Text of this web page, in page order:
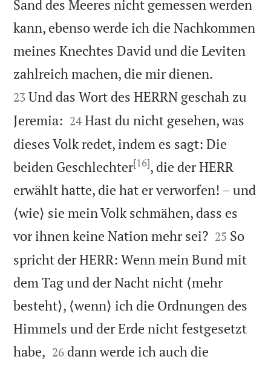
Sand des Meeres nicht gemessen werden
kann, ebenso werde ich die Nachkommen
meines Knechtes David und die Leviten
zahlreich machen, die mir dienen.
23 Und das Wort des HERRN geschah zu
Jeremia: 

24 Hast du nicht gesehen, was
dieses Volk redet, indem es sagt: Die
beiden Geschlechter[16], die der HERR
erwählt hatte, die hat er verworfen! – und
⟨wie⟩ sie mein Volk schmähen, dass es
vor ihnen keine Nation mehr sei?
25 So
spricht der HERR: Wenn mein Bund mit
dem Tag und der Nacht nicht ⟨mehr
besteht⟩, ⟨wenn⟩ ich die Ordnungen des
Himmels und der Erde nicht festgesetzt
habe, 

26 dann werde ich auch die